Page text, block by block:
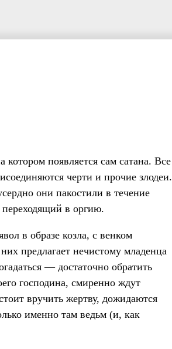
появляется сам сатана. Все
черти и прочие злодеи.
они пакостили в течение
в оргию.
в образе козла, с венком
предлагает нечистому младенца
— достаточно обратить
господина, смиренно ждут
вручить жертву, дожидаются
именно там ведьм (и, как